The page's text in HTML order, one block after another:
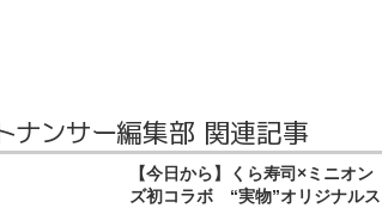
ナンサー編集部 関連記事
【今日から】くら寿司×ミニオン
ズ初コラボ “実物”オリジナルス